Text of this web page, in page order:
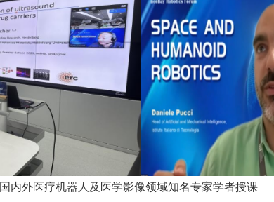
国内外医疗机器人及医学影像领域知名专家学者授课